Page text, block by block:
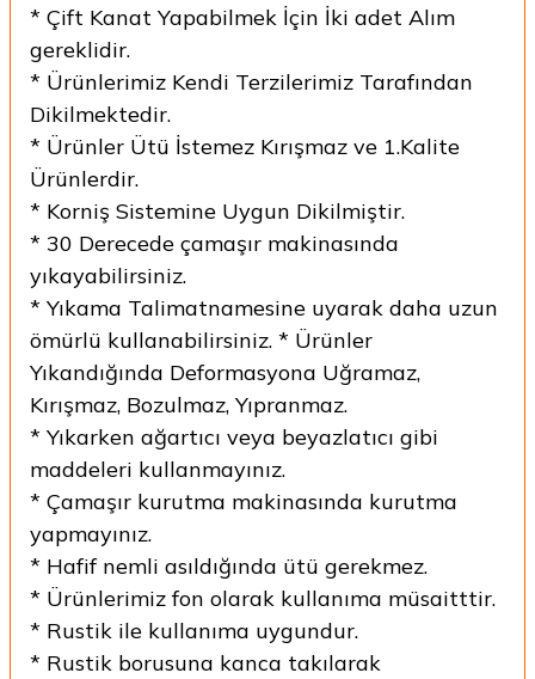
* Çift Kanat Yapabilmek İçin İki adet Alım
gereklidir.
* Ürünlerimiz Kendi Terzilerimiz Tarafından
Dikilmektedir.
* Ürünler Ütü İstemez Kırışmaz ve 1.Kalite
Ürünlerdir.
* Korniş Sistemine Uygun Dikilmiştir.
* 30 Derecede çamaşır makinasında
yıkayabilirsiniz.
* Yıkama Talimatnamesine uyarak daha uzun
ömürlü kullanabilirsiniz. * Ürünler
Yıkandığında Deformasyona Uğramaz,
Kırışmaz, Bozulmaz, Yıpranmaz.
* Yıkarken ağartıcı veya beyazlatıcı gibi
maddeleri kullanmayınız.
* Çamaşır kurutma makinasında kurutma
yapmayınız.
* Hafif nemli asıldığında ütü gerekmez.
* Ürünlerimiz fon olarak kullanıma müsaitttir.
* Rustik ile kullanıma uygundur.
* Rustik borusuna kanca takılarak